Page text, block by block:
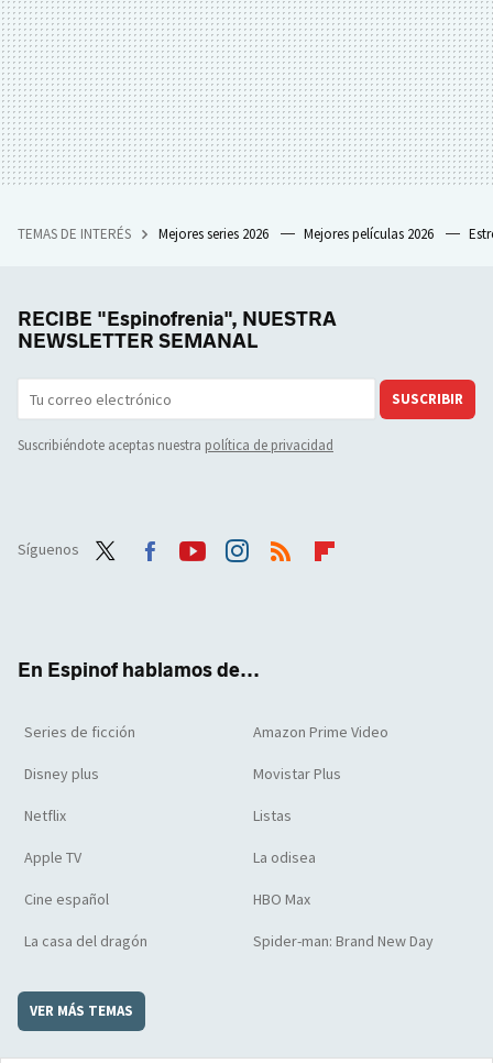
TEMAS DE INTERÉS Mejores series 2026 Mejores películas 2026
RECIBE "Espinofrenia", NUESTRA
NEWSLETTER SEMANAL
SUSCRIBIR
Suscribiéndote aceptas nuestra política de privacidad
Síguenos
En Espinof hablamos de...
Series de ficción Amazon Prime Video
Disney plus Movistar Plus
Netflix Listas
Apple TV La odisea
Cine español HBO Max
La casa del dragón Spider-man: Brand New Day
VER MÁS TEMAS